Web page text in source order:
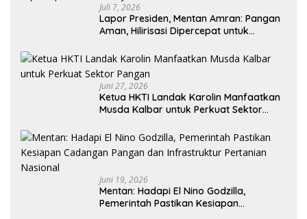
Juli 7, 2026
Lapor Presiden, Mentan Amran: Pangan
Aman, Hilirisasi Dipercepat untuk
Juni 27, 2026
Ketua HKTI Landak Karolin Manfaatkan
Musda Kalbar untuk Perkuat Sektor
Juni 19, 2026
Mentan: Hadapi El Nino Godzilla,
Pemerintah Pastikan Kesiapan